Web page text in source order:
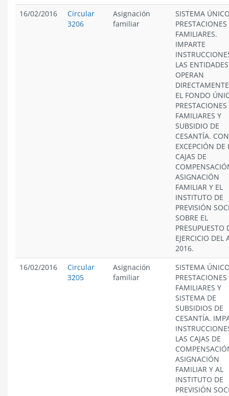
16/02/2016
Circular
3206
Asignación
familiar
SISTEMA
PRESTACIONES
FAMILIARES.
IMPARTE
LAS
OPERAN
EL FONDO
PRESTACIONES
FAMILIARES Y
SUBSIDIO DE
CESANTÍA. CON
EXCEPCIÓN DE
CAJAS DE
ASIGNACIÓN
FAMILIAR Y EL
INSTITUTO DE
PREVISIÓN
SOBRE EL
PRESUPUESTO
EJERCICIO DEL
2016.
16/02/2016
Circular
3205
Asignación
familiar
SISTEMA
PRESTACIONES
FAMILIARES Y
SISTEMA DE
SUBSIDIOS DE
CESANTÍA.
LAS CAJAS DE
ASIGNACIÓN
FAMILIAR Y AL
INSTITUTO DE
PREVISIÓN